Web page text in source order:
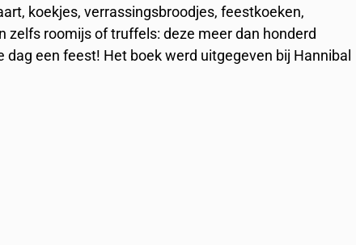
koekjes, verrassingsbroodjes, feestkoeken,
zelfs roomijs of truffels: deze meer dan honderd
een feest! Het boek werd uitgegeven bij Hannibal